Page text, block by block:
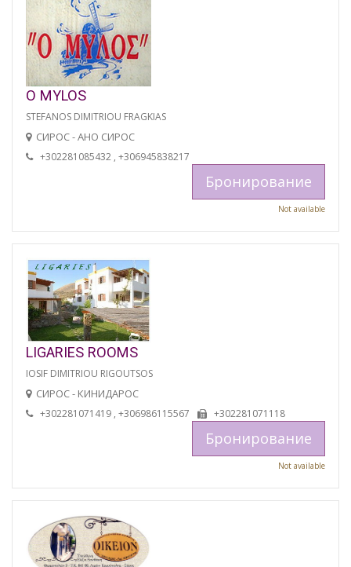
O MYLOS
STEFANOS DIMITRIOU FRAGKIAS
СИРОС - АНО СИРОС
+302281085432 , +306945838217
Бронирование
Not available
LIGARIES ROOMS
IOSIF DIMITRIOU RIGOUTSOS
СИРОС - КИНИДАРОС
+302281071419 , +306986115567 +302281071118
Бронирование
Not available